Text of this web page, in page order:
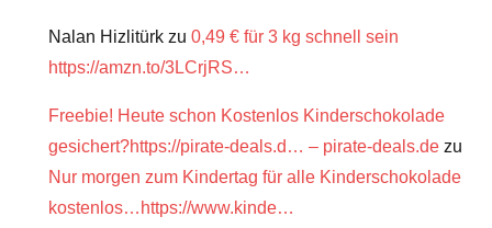
Nalan Hizlitürk zu 0,49 € für 3 kg schnell sein
https://amzn.to/3LCrjRS…
Freebie! Heute schon Kostenlos Kinderschokolade
gesichert?https://pirate-deals.d… – pirate-deals.de zu
Nur morgen zum Kindertag für alle Kinderschokolade
kostenlos…https://www.kinde…